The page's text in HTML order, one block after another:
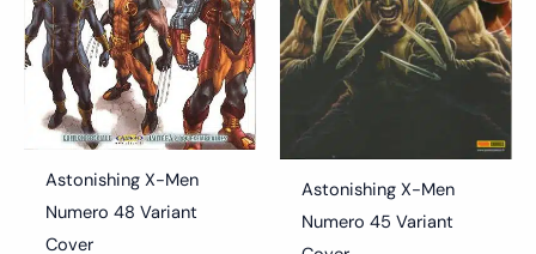
Astonishing X-Men
Numero 48 Variant
Cover
Astonishing X-Men
Numero 45 Variant